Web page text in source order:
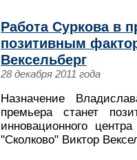
Работа Суркова в
позитивным
Вексельберг
28 декабря 2011 года
Назначение
премьера станет
инновационного
"Сколково" Виктор